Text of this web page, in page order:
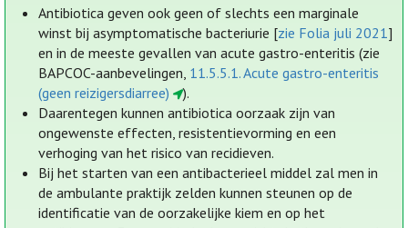
Antibiotica geven ook geen of slechts een marginale
winst bij asymptomatische bacteriurie [zie Folia juli 2021]
en in de meeste gevallen van acute gastro-enteritis (zie
BAPCOC-aanbevelingen, 11.5.5.1. Acute gastro-enteritis
(geen reizigersdiarree)
).
Daarentegen kunnen antibiotica oorzaak zijn van
ongewenste effecten, resistentievorming en een
verhoging van het risico van recidieven.
Bij het starten van een antibacterieel middel zal men in
de ambulante praktijk zelden kunnen steunen op de
identificatie van de oorzakelijke kiem en op het